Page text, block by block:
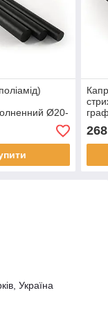
Ø20-
268
Україна